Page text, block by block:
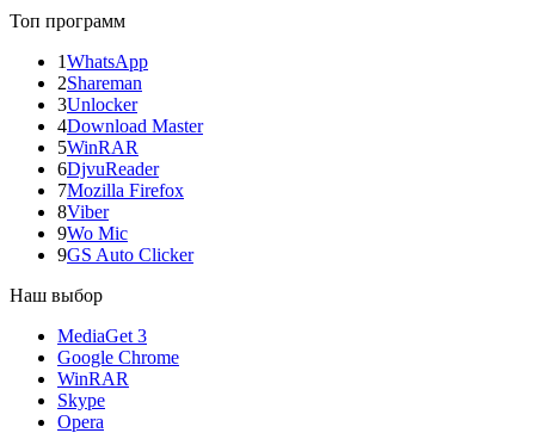
Топ программ
1WhatsApp
2Shareman
3Unlocker
4Download Master
5WinRAR
6DjvuReader
7Mozilla Firefox
8Viber
9Wo Mic
9GS Auto Clicker
Наш выбор
MediaGet 3
Google Chrome
WinRAR
Skype
Opera